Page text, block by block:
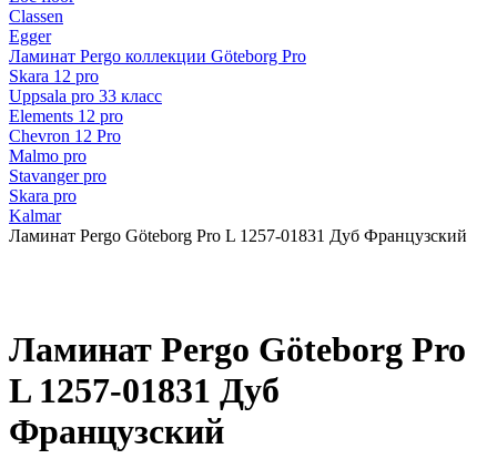
Classen
Egger
Ламинат Pergo коллекции Göteborg Pro
Skara 12 pro
Uppsala pro 33 класс
Elements 12 pro
Chevron 12 Pro
Malmo pro
Stavanger pro
Skara pro
Kalmar
Ламинат Pergo Göteborg Pro L 1257-01831 Дуб Французский
Ламинат Pergo Göteborg Pro
L 1257-01831 Дуб
Французский